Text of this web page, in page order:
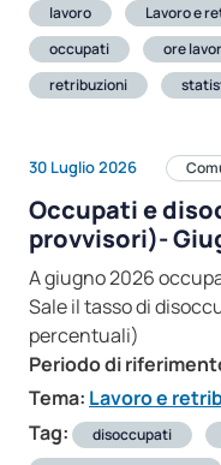
lavoro
Lavoro e
occupati
ore
retribuzioni
30 Luglio 2026
Occupati e
provvisori)-
A giugno 2026
Sale il tasso di
percentuali)
Periodo di
Tema: Lavoro e
Tag:
disoccupati